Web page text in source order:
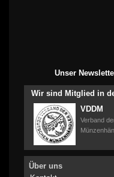
Unser
Wir sind Mitglied in
VDDM
Verband
Über uns